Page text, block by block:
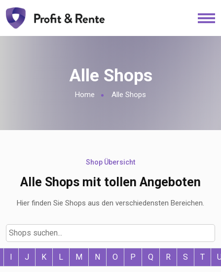
Alle Shops
Home Alle Shops
Shop Übersicht
Alle Shops mit tollen Angeboten
Hier finden Sie Shops aus den verschiedensten Bereichen.
I J K L M N O P Q R S T